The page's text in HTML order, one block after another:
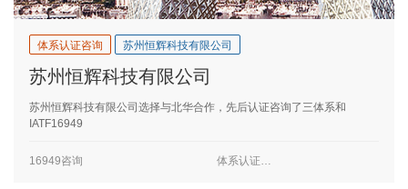
体系认证咨询 苏州恒辉科技有限公司
苏州恒辉科技有限公司
苏州恒辉科技有限公司选择与北华合作，先后认证咨询了三体系和
IATF16949
16949咨询 体系认证咨询